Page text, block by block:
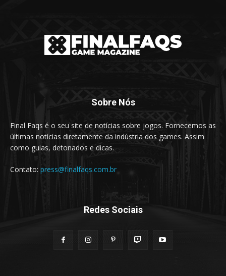
Sobre Nós
Final Faqs é o seu site de notícias sobre jogos. Fornecemos as
últimas notícias diretamente da indústria dos games. Assim
como guias, detonados e dicas.
Contato: press@finalfaqs.com.br
Redes Sociais